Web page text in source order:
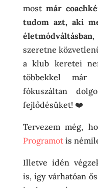
most már
tudom azt, aki
életmódváltásban,
szeretne
a klub keretei
többekkel már
fókuszáltan
fejlődésüket! ❤️
Tervezem még,
Programotis
Illetve idén
is, így várhatóan